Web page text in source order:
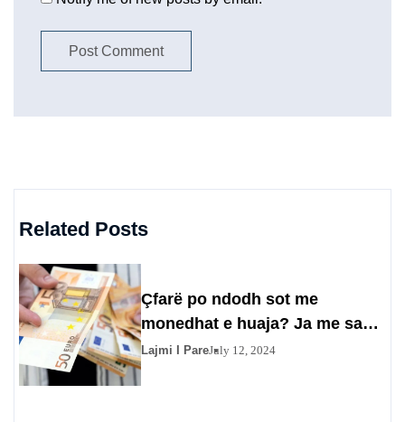
Related Posts
Çfarë po ndodh sot me
monedhat e huaja? Ja me sa
po blihen dhe shiten dollari dhe
Lajmi I PareJuly 12, 2024